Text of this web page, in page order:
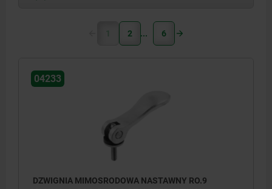
1 2 6
04233
DZWIGNIA MIMOSRODOWA NASTAWNY RO.9